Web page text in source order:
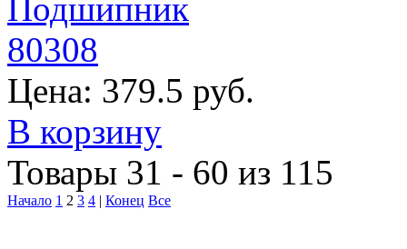
Цена: 379.5 руб.
В корзину
Товары 31 - 60 из 115
Начало 1 2 3 4 | Конец Все